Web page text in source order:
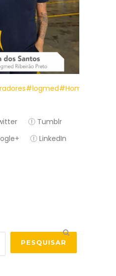
#logmed#Homenagem
Tumblr
LinkedIn
PESQUISAR